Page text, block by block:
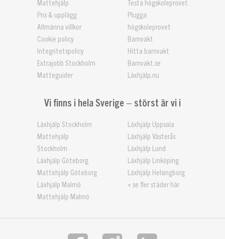
Mattehjälp
Pris & upplägg
Allmänna villkor
Cookie policy
Integritetspolicy
Extrajobb Stockholm
Matteguider
Testa högskoleprovet
Plugga
högskoleprovet
Barnvakt
Hitta barnvakt
Barnvakt.se
Läxhjälp.nu
Vi finns i hela Sverige – störst är vi i
Läxhjälp Stockholm
Mattehjälp
Stockholm
Läxhjälp Göteborg
Mattehjälp Göteborg
Läxhjälp Malmö
Mattehjälp Malmö
Läxhjälp Uppsala
Läxhjälp Västerås
Läxhjälp Lund
Läxhjälp Linköping
Läxhjälp Helsingborg
+ se fler städer här